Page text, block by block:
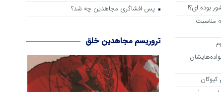
بوده ای؟!
مناسبت
پس افشاگری مجاهدین چه شد؟
تروریسم مجاهدین خلق